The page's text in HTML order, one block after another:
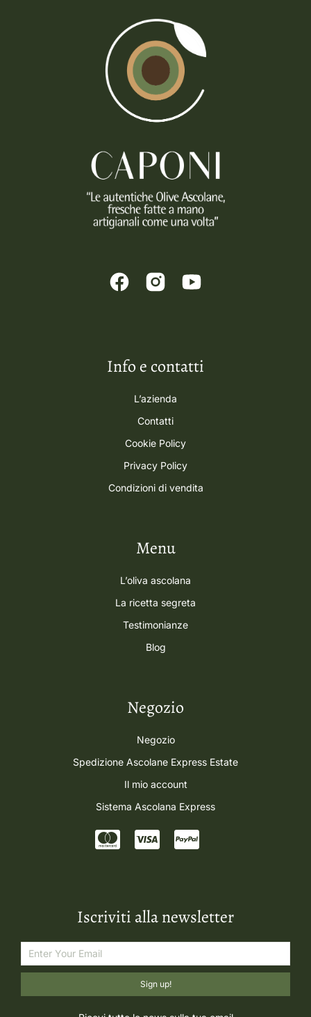
Info e contatti
L’azienda
Contatti
Cookie Policy
Privacy Policy
Condizioni di vendita
Menu
L’oliva ascolana
La ricetta segreta
Testimonianze
Blog
Negozio
Negozio
Spedizione Ascolane Express Estate
Il mio account
Sistema Ascolana Express
Iscriviti alla newsletter
Sign up!